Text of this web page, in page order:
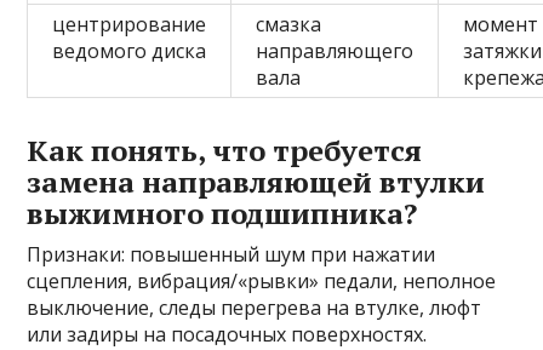
центрирование
ведомого диска
смазка
направляющего
вала
момент
затяжки
Как понять, что требуется
замена направляющей втулки
выжимного подшипника?
Признаки: повышенный шум при нажатии
сцепления, вибрация/«рывки» педали, неполное
выключение, следы перегрева на втулке, люфт
или задиры на посадочных поверхностях.